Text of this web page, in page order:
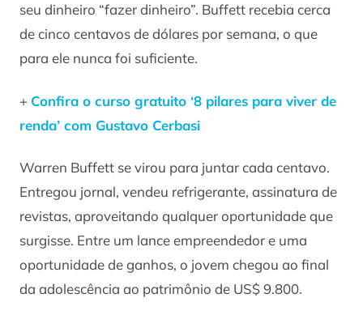
seu dinheiro “fazer dinheiro”. Buffett recebia cerca
de cinco centavos de dólares por semana, o que
para ele nunca foi suficiente.
+ Confira o curso gratuito ‘8 pilares para viver de
renda’ com Gustavo Cerbasi
Warren Buffett se virou para juntar cada centavo.
Entregou jornal, vendeu refrigerante, assinatura de
revistas, aproveitando qualquer oportunidade que
surgisse. Entre um lance empreendedor e uma
oportunidade de ganhos, o jovem chegou ao final
da adolescência ao patrimônio de US$ 9.800.